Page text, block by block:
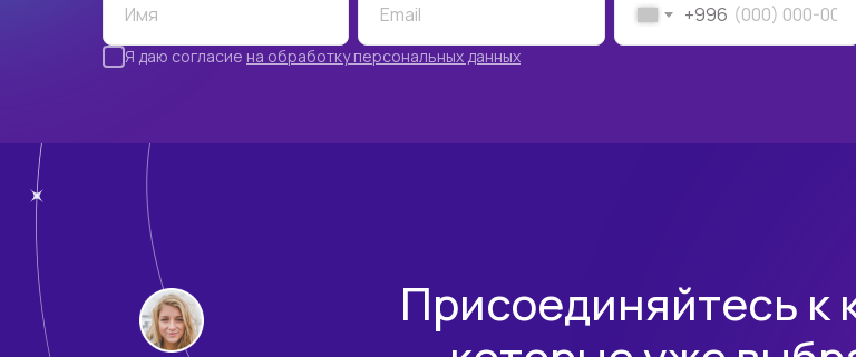
Имя Email +996
Я даю согласие на обработку персональных данных
Присоединяйтесь к